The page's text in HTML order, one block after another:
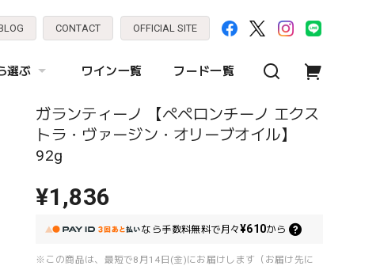
CONTACT OFFICIAL SITE
選ぶ ワイン一覧 フード一覧
ガランティーノ 【ペペロンチーノ エクス
トラ・ヴァージン・オリーブオイル】
92g
¥1,836
なら手数料無料で月々¥610から
※この商品は、最短で8月14日(金)にお届けします（お届け先に